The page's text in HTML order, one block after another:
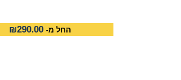
החל מ- ₪290.00